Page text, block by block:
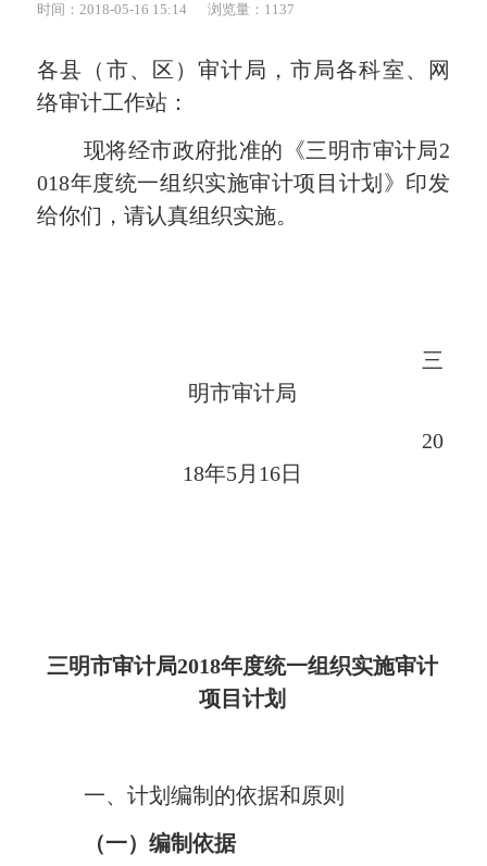
时间：2018-05-16 15:14
浏览量：1137
各县（市、区）审计局，市局各科室、网
络审计工作站：
现将经市政府批准的《三明市审计局2
018年度统一组织实施审计项目计划》印发
给你们，请认真组织实施。
三
明市审计局
20
18年5月 16日
三明市审计局2018年度统一组织实施审计
项目计划
一、计划编制的依据和原则
（一）编制依据